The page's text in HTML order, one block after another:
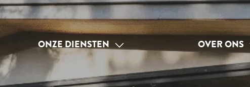
ONZE DIENSTEN OVER ONS